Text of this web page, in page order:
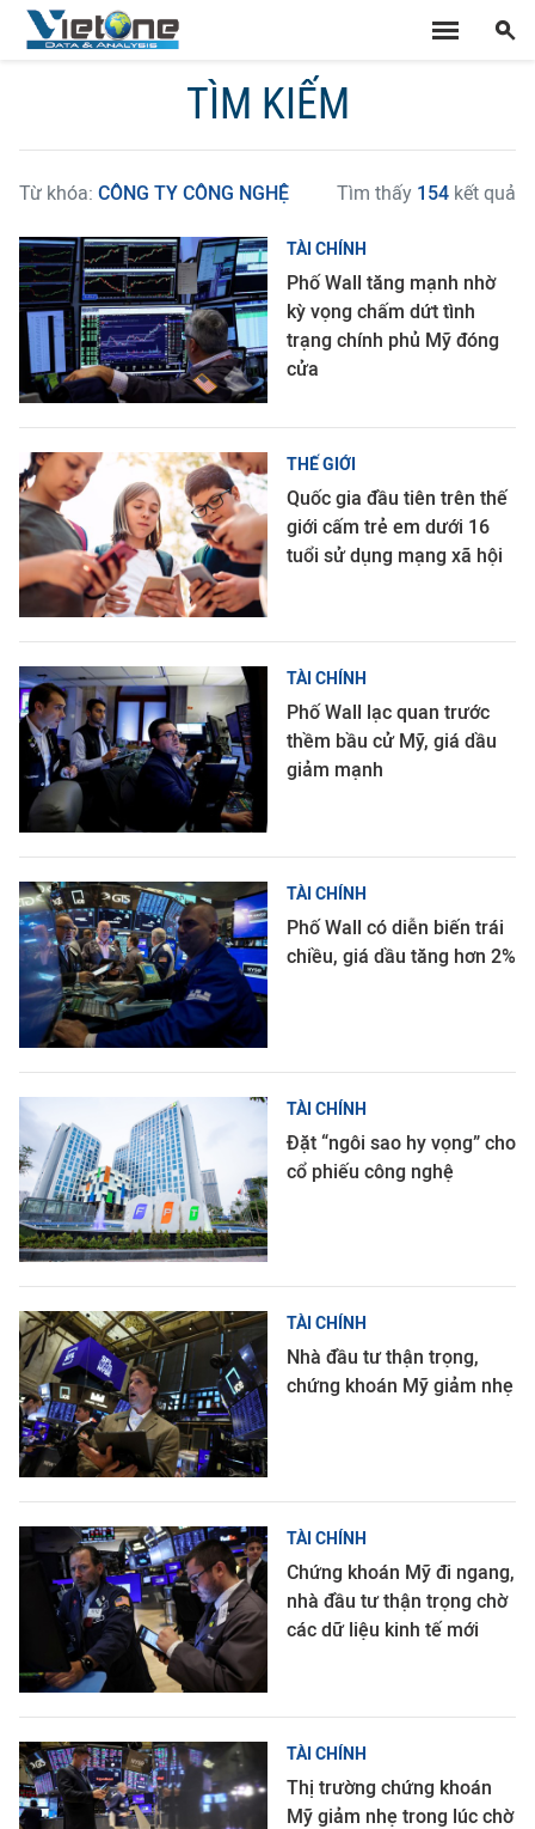
TÌM KIẾM
Từ khóa: CÔNG TY CÔNG NGHỆ Tìm thấy 154 kết quả
TÀI CHÍNH
Phố Wall tăng mạnh nhờ
kỳ vọng chấm dứt tình
trạng chính phủ Mỹ đóng
cửa
THẾ GIỚI
Quốc gia đầu tiên trên thế
giới cấm trẻ em dưới 16
tuổi sử dụng mạng xã hội
TÀI CHÍNH
Phố Wall lạc quan trước
thềm bầu cử Mỹ, giá dầu
giảm mạnh
TÀI CHÍNH
Phố Wall có diễn biến trái
chiều, giá dầu tăng hơn 2%
TÀI CHÍNH
Đặt “ngôi sao hy vọng” cho
cổ phiếu công nghệ
TÀI CHÍNH
Nhà đầu tư thận trọng,
chứng khoán Mỹ giảm nhẹ
TÀI CHÍNH
Chứng khoán Mỹ đi ngang,
nhà đầu tư thận trọng chờ
các dữ liệu kinh tế mới
TÀI CHÍNH
Thị trường chứng khoán
Mỹ giảm nhẹ trong lúc chờ